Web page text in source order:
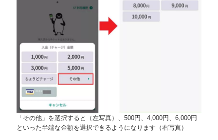
「その他」を選択すると（左写真）、500円、4,000円、6,000円
といった半端な金額を選択できるようになります（右写真）